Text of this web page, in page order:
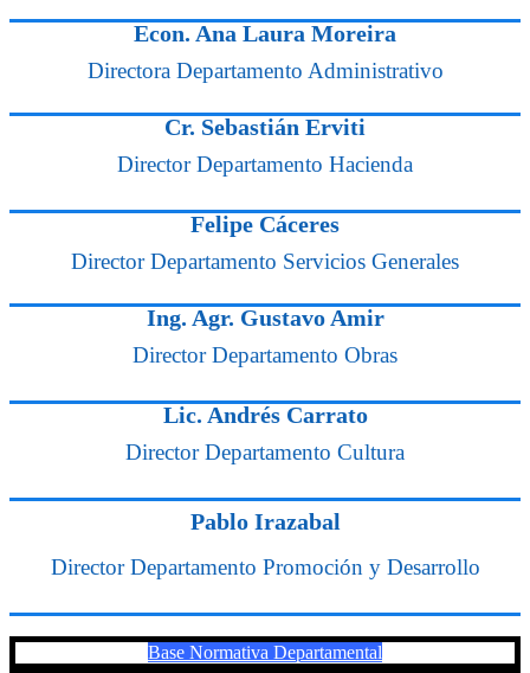
Econ. Ana Laura Moreira
Directora Departamento Administrativo
Cr. Sebastián Erviti
Director Departamento Hacienda
Felipe Cáceres
Director Departamento Servicios Generales
Ing. Agr. Gustavo Amir
Director Departamento Obras
Lic. Andrés Carrato
Director Departamento Cultura
Pablo Irazabal
Director Departamento Promoción y Desarrollo
Base Normativa Departamental